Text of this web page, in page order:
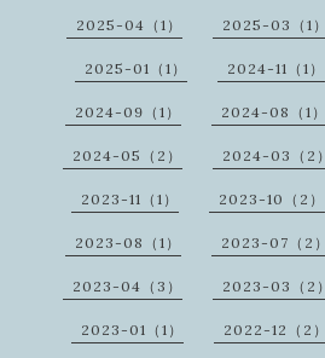
2025-04（1） 2025-03（1）
2025-01（1） 2024-11（1）
2024-09（1） 2024-08（1）
2024-05（2） 2024-03（2）
2023-11（1） 2023-10（2）
2023-08（1） 2023-07（2）
2023-04（3） 2023-03（2）
2023-01（1） 2022-12（2）